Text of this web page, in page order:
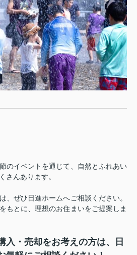
のイベントを通じて、自然とふれあい
さんあります。
、ぜひ日進ホームへご相談ください。
もとに、理想のお住まいをご提案しま
入・売却をお考えの方は、日